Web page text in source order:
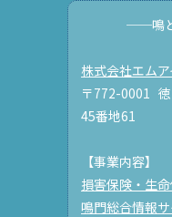
──鳴
株式会社エム
〒772-0001
45番地61
【事業内容】
損害保険・生
鳴門総合情報